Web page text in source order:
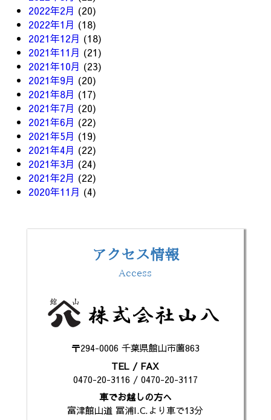
2022年2月 (20)
2022年1月 (18)
2021年12月 (18)
2021年11月 (21)
2021年10月 (23)
2021年9月 (20)
2021年8月 (17)
2021年7月 (20)
2021年6月 (22)
2021年5月 (19)
2021年4月 (22)
2021年3月 (24)
2021年2月 (22)
2020年11月 (4)
アクセス情報
Access
〒294-0006 千葉県館山市薗863
TEL / FAX
0470-20-3116 / 0470-20-3117
車でお越しの方へ
富津館山道 冨浦I.C.より車で13分